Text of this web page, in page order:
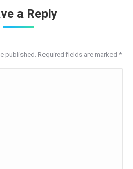
a Reply
published. Required fields are marked *